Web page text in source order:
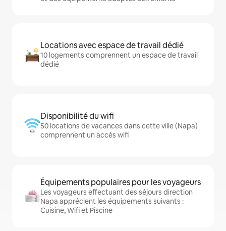
Locations avec espace de travail dédié
10 logements comprennent un espace de travail
dédié
Disponibilité du wifi
50 locations de vacances dans cette ville (Napa)
comprennent un accès wifi
Équipements populaires pour les voyageurs
Les voyageurs effectuant des séjours direction
Napa apprécient les équipements suivants :
Cuisine, Wifi et Piscine